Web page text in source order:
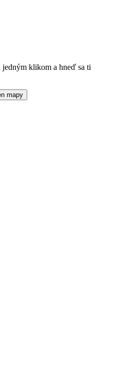
klikom a hneď sa ti
mapy